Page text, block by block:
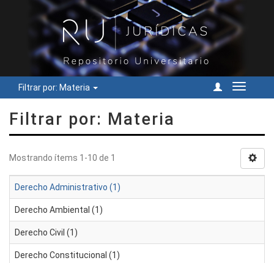
Filtrar por: Materia
Cambiar
Filtrar por: Materia
Mostrando ítems 1-10 de 1
Derecho Administrativo (1)
Derecho Ambiental (1)
Derecho Civil (1)
Derecho Constitucional (1)